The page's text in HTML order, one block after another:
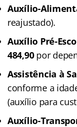
Auxílio-
reajustado).
Auxílio Pré-
484,90por
Assistência à
conforme a
(auxílio para
Auxílio-